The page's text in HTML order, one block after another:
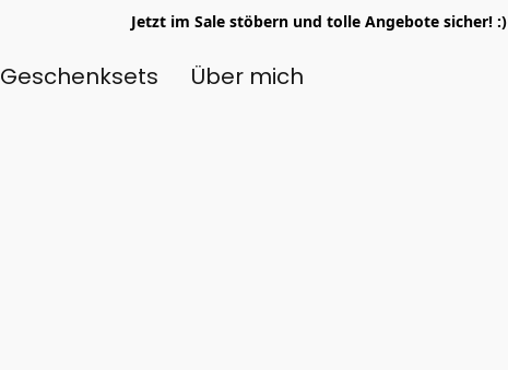
Jetzt im Sale stöbern und tolle Angebote sicher! :)
Geschenksets Über mich